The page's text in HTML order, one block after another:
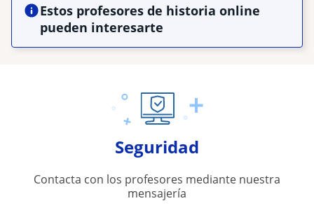
Estos profesores de historia online
pueden interesarte
Seguridad
Contacta con los profesores mediante nuestra
mensajería